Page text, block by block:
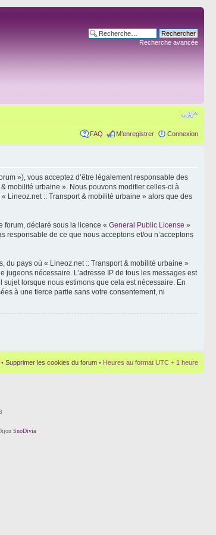
Recherche avancée
FAQ M’enregistrer Connexion
»), vous acceptez d’être légalement responsable des
mobilité urbaine ». Nous pouvons modifier celles-ci à
Lineoz.net :: Transport & mobilité urbaine » alors que des
forum, déclaré sous la licence « General Public License »
responsable de ce que nous acceptons et/ou n’acceptons
du pays où « Lineoz.net :: Transport & mobilité urbaine »
nécessaire. L’adresse IP de tous les messages est
lorsque nous estimons que cela est nécessaire. En
à une tierce partie sans votre consentement, ni
• Supprimer les cookies du forum • Heures au format UTC + 1 heure
SnoDivia